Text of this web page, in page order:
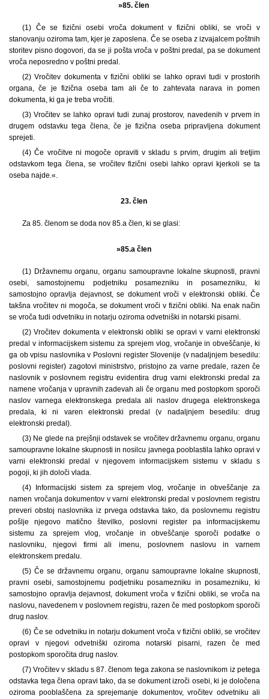
»85. člen
(1) Če se fizični osebi vroča dokument v fizični obliki, se vroči v
stanovanju oziroma tam, kjer je zaposlena. Če se oseba z izvajalcem poštnih
storitev pisno dogovori, da se ji pošta vroča v poštni predal, pa se dokument
vroča neposredno v poštni predal.
(2) Vročitev dokumenta v fizični obliki se lahko opravi tudi v prostorih
organa, če je fizična oseba tam ali če to zahtevata narava in pomen
dokumenta, ki ga je treba vročiti.
(3) Vročitev se lahko opravi tudi zunaj prostorov, navedenih v prvem in
drugem odstavku tega člena, če je fizična oseba pripravljena dokument
sprejeti.
(4) Če vročitve ni mogoče opraviti v skladu s prvim, drugim ali tretjim
odstavkom tega člena, se vročitev fizični osebi lahko opravi kjerkoli se ta
oseba najde.«.
23. člen
Za 85. členom se doda nov 85.a člen, ki se glasi:
»85.a člen
(1) Državnemu organu, organu samoupravne lokalne skupnosti, pravni
osebi, samostojnemu podjetniku posamezniku in posamezniku, ki
samostojno opravlja dejavnost, se dokument vroči v elektronski obliki. Če
takšna vročitev ni mogoča, se dokument vroči v fizični obliki. Na enak način
se vroča tudi odvetniku in notarju oziroma odvetniški in notarski pisarni.
(2) Vročitev dokumenta v elektronski obliki se opravi v varni elektronski
predal v informacijskem sistemu za sprejem vlog, vročanje in obveščanje, ki
ga ob vpisu naslovnika v Poslovni register Slovenije (v nadaljnjem besedilu:
poslovni register) zagotovi ministrstvo, pristojno za varne predale, razen če
naslovnik v poslovnem registru evidentira drug varni elektronski predal za
namene vročanja v upravnih zadevah ali če organu med postopkom sporoči
naslov varnega elektronskega predala ali naslov drugega elektronskega
predala, ki ni varen elektronski predal (v nadaljnjem besedilu: drug
elektronski predal).
(3) Ne glede na prejšnji odstavek se vročitev državnemu organu, organu
samoupravne lokalne skupnosti in nosilcu javnega pooblastila lahko opravi v
varni elektronski predal v njegovem informacijskem sistemu v skladu s
pogoji, ki jih določi vlada.
(4) Informacijski sistem za sprejem vlog, vročanje in obveščanje za
namen vročanja dokumentov v varni elektronski predal v poslovnem registru
preveri obstoj naslovnika iz prvega odstavka tako, da poslovnemu registru
pošlje njegovo matično številko, poslovni register pa informacijskemu
sistemu za sprejem vlog, vročanje in obveščanje sporoči podatke o
naslovniku, njegovi firmi ali imenu, poslovnem naslovu in varnem
elektronskem predalu.
(5) Če se državnemu organu, organu samoupravne lokalne skupnosti,
pravni osebi, samostojnemu podjetniku posamezniku in posamezniku, ki
samostojno opravlja dejavnost, dokument vroča v fizični obliki, se vroča na
naslovu, navedenem v poslovnem registru, razen če med postopkom sporoči
drug naslov.
(6) Če se odvetniku in notarju dokument vroča v fizični obliki, se vročitev
opravi v njegovi odvetniški oziroma notarski pisarni, razen če med
postopkom sporočita drug naslov.
(7) Vročitev v skladu s 87. členom tega zakona se naslovnikom iz petega
odstavka tega člena opravi tako, da se dokument izroči osebi, ki je določena
oziroma pooblaščena za sprejemanje dokumentov, vročitev odvetniku ali